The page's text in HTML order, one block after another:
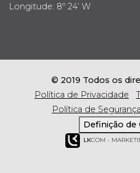
Longitude: 8º 24’ W
© 2019 Todos os
Política de Privacidade
Política de
Definição de
LKCOM -